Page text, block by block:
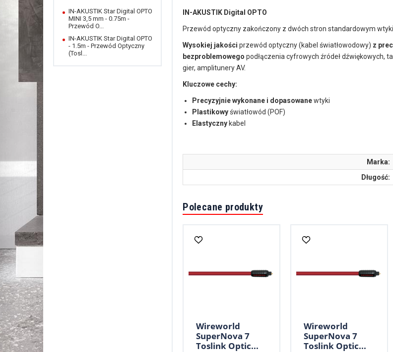
IN-AKUSTIK Digital OPTO
Przewód optyczny zakończony z dwóch stron standardowym
Wysokiej jakości przewód optyczny (kabel światłowodowy) z
bezproblemowego podłączenia cyfrowych źródeł dźwiękowych,
gier, amplitunery AV.
Kluczowe cechy:
Precyzyjnie wykonane i dopasowanewtyki
Plastikowyświatłowód (POF)
Elastyczny kabel
Marka:
Długość:
Polecane produkty
Wireworld
SuperNova 7
Toslink Optic...
Wireworld
SuperNova 7
Toslink Optic...
IN-AKUSTIK Star Digital OPTO
MINI 3,5 mm - 0.75m -
Przewód O...
IN-AKUSTIK Star Digital OPTO
- 1.5m - Przewód Optyczny
(Tosl...